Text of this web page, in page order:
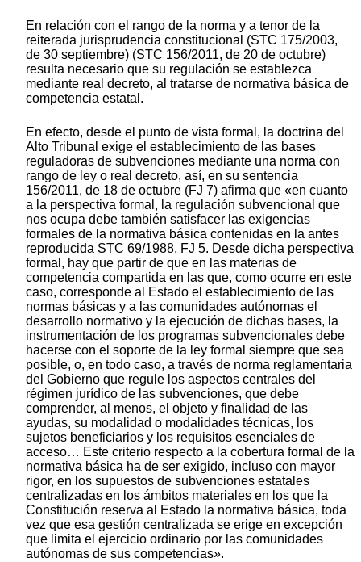
En relación con el rango de la norma y a tenor de la
reiterada jurisprudencia constitucional (STC 175/2003,
de 30 septiembre) (STC 156/2011, de 20 de octubre)
resulta necesario que su regulación se establezca
mediante real decreto, al tratarse de normativa básica de
competencia estatal.
En efecto, desde el punto de vista formal, la doctrina del
Alto Tribunal exige el establecimiento de las bases
reguladoras de subvenciones mediante una norma con
rango de ley o real decreto, así, en su sentencia
156/2011, de 18 de octubre (FJ 7) afirma que «en cuanto
a la perspectiva formal, la regulación subvencional que
nos ocupa debe también satisfacer las exigencias
formales de la normativa básica contenidas en la antes
reproducida STC 69/1988, FJ 5. Desde dicha perspectiva
formal, hay que partir de que en las materias de
competencia compartida en las que, como ocurre en este
caso, corresponde al Estado el establecimiento de las
normas básicas y a las comunidades autónomas el
desarrollo normativo y la ejecución de dichas bases, la
instrumentación de los programas subvencionales debe
hacerse con el soporte de la ley formal siempre que sea
posible, o, en todo caso, a través de norma reglamentaria
del Gobierno que regule los aspectos centrales del
régimen jurídico de las subvenciones, que debe
comprender, al menos, el objeto y finalidad de las
ayudas, su modalidad o modalidades técnicas, los
sujetos beneficiarios y los requisitos esenciales de
acceso… Este criterio respecto a la cobertura formal de la
normativa básica ha de ser exigido, incluso con mayor
rigor, en los supuestos de subvenciones estatales
centralizadas en los ámbitos materiales en los que la
Constitución reserva al Estado la normativa básica, toda
vez que esa gestión centralizada se erige en excepción
que limita el ejercicio ordinario por las comunidades
autónomas de sus competencias».